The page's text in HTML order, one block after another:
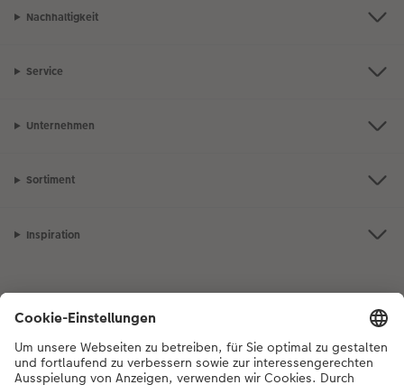
Nachhaltigkeit
Service
Unternehmen
Sortiment
Inspiration
Bei Fragen zu Produkten oder der Bestellung können Sie uns gerne von